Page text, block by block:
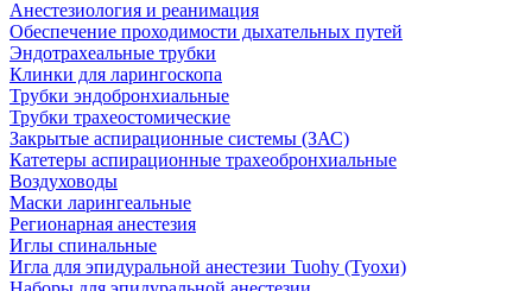
Анестезиология и реанимация
Обеспечение проходимости дыхательных путей
Эндотрахеальные трубки
Клинки для ларингоскопа
Трубки эндобронхиальные
Трубки трахеостомические
Закрытые аспирационные системы (ЗАС)
Катетеры аспирационные трахеобронхиальные
Воздуховоды
Маски ларингеальные
Регионарная анестезия
Иглы спинальные
Игла для эпидуральной анестезии Tuohy (Туохи)